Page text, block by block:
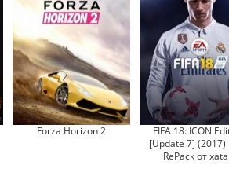
Forza Horizon 2
FIFA 18: ICON
[Update 7] (2017)
RePack от